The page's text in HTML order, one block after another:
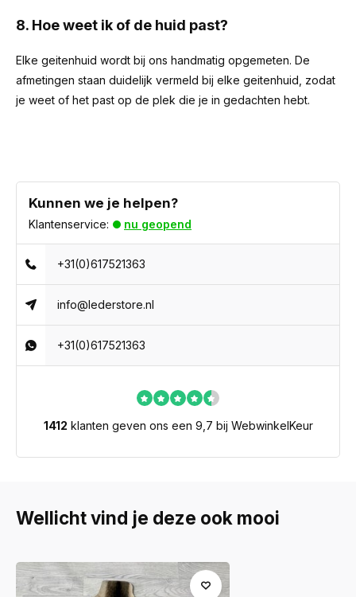
8. Hoe weet ik of de huid past?
Elke geitenhuid wordt bij ons handmatig opgemeten. De
afmetingen staan duidelijk vermeld bij elke geitenhuid, zodat
je weet of het past op de plek die je in gedachten hebt.
Kunnen we je helpen?
Klantenservice: nu geopend
+31(0)617521363
info@lederstore.nl
+31(0)617521363
1412 klanten geven ons een 9,7 bij WebwinkelKeur
Wellicht vind je deze ook mooi